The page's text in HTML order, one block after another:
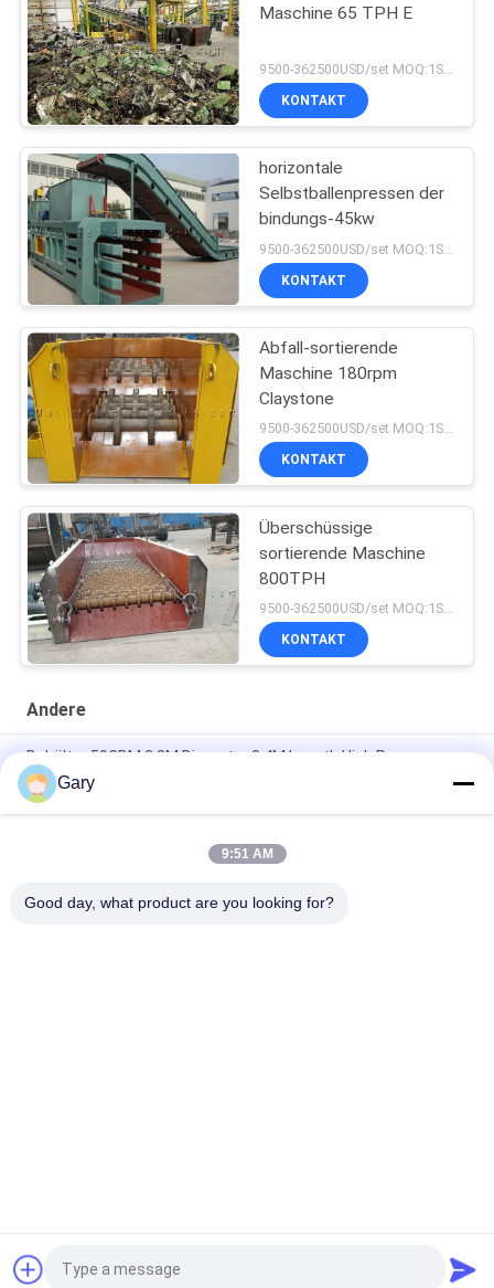
Maschine 65 TPH E
KONTAKT
horizontale
Selbstballenpressen der
bindungs-45kw
KONTAKT
Abfall-sortierende
Maschine 180rpm
Claystone
9500-362500USD/set MOQ:1SET
KONTAKT
Überschüssige
sortierende Maschine
800TPH
9500-362500USD/set MOQ:1SET
KONTAKT
Andere
Behälter 50CBM 2.8M Diameter 8.4M Length High Pressure
Entwässerungsvibrierender Schirm 20TPH 45% Körnigkeits-
0.35mm
horizontale Art 90% Tonerde-Zwischenlagen-Ball-Mühle
Fordern Sie ein Angebot
Gary
9:51 AM
Good day, what product are you looking for?